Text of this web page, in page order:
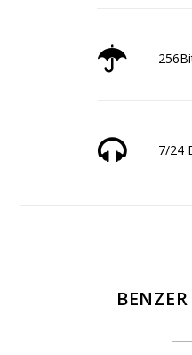
7/24